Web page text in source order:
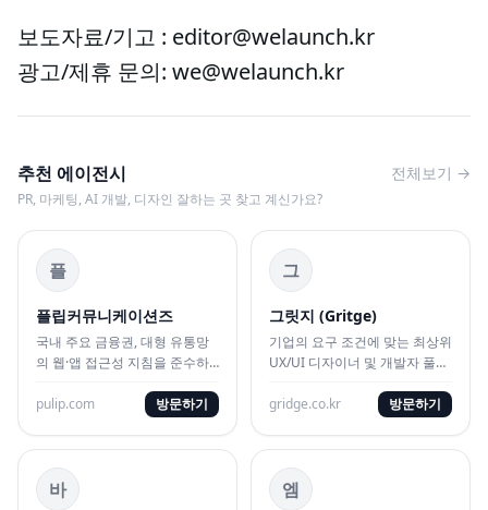
보도자료/기고 : editor@welaunch.kr
광고/제휴 문의: we@welaunch.kr
추천 에이전시
PR, 마케팅, AI 개발, 디자인 잘하는 곳 찾고 계신가요?
전체보기 →
플
플립커뮤니케이션즈
국내 주요 금융권, 대형 유통망
의 웹·앱 접근성 지침을 준수하
축 대행사
pulip.com 방문하기
그
그릿지 (Gritge)
기업의 요구 조건에 맞는 최상위
UX/UI 디자이너 및 개발자 풀을
해 주는 외주 대행사
gridge.co.kr 방문하기
바 엠